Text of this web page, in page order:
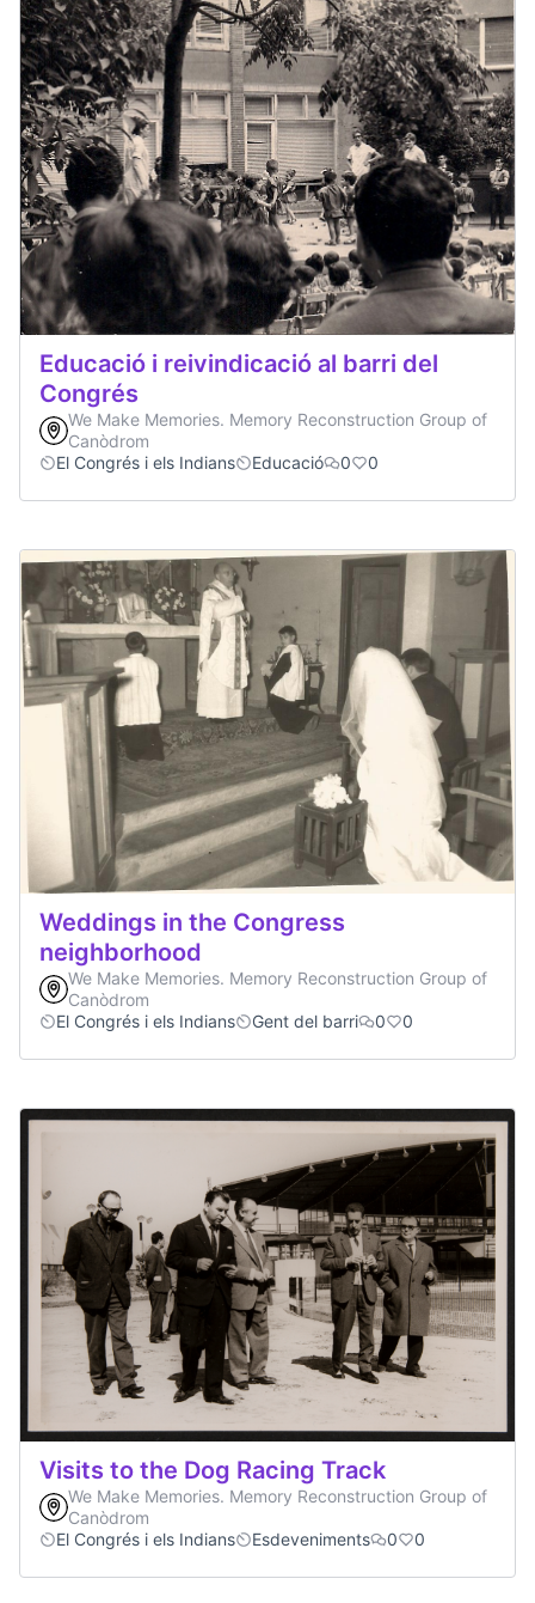
Educació i reivindicació al barri del
Congrés
We Make Memories. Memory Reconstruction Group of
Canòdrom
El Congrés i els Indians
Educació 0 0
Weddings in the Congress
neighborhood
We Make Memories. Memory Reconstruction Group of
Canòdrom
El Congrés i els Indians
Gent del barri 0 0
Visits to the Dog Racing Track
We Make Memories. Memory Reconstruction Group of
Canòdrom
El Congrés i els Indians
Esdeveniments 0 0